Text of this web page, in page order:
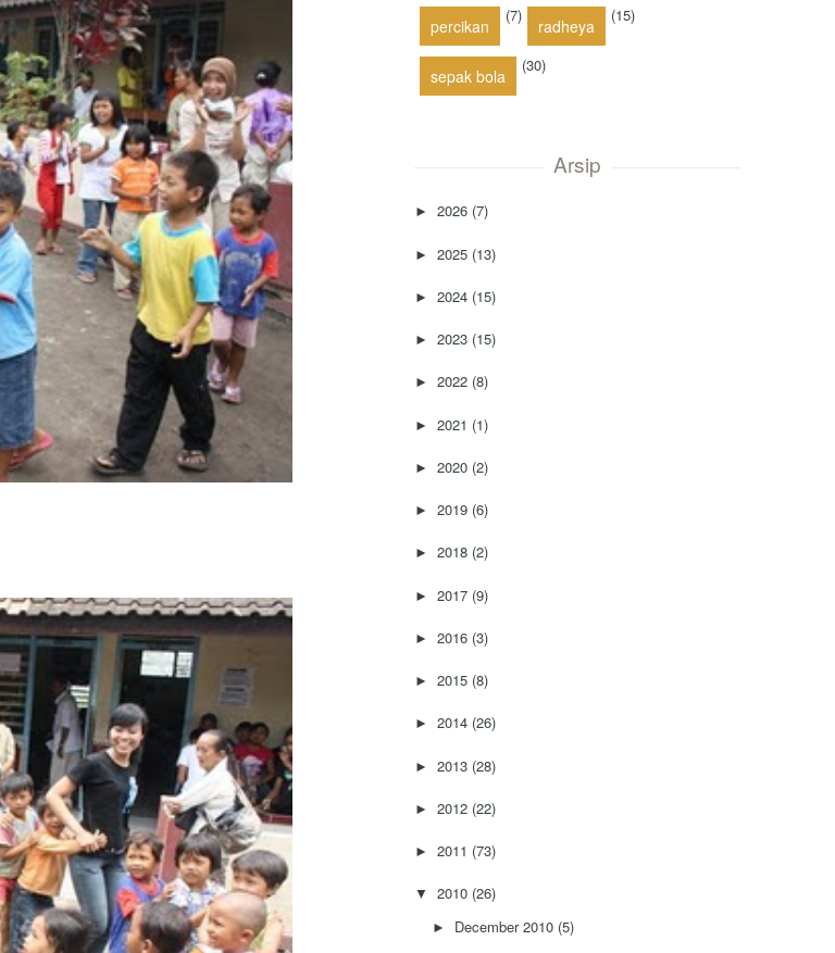
percikan
(7)
radheya
(15)
sepak bola
(30)
Arsip
► 2026 (7)
► 2025 (13)
► 2024 (15)
► 2023 (15)
► 2022 (8)
► 2021 (1)
► 2020 (2)
► 2019 (6)
► 2018 (2)
► 2017 (9)
► 2016 (3)
► 2015 (8)
► 2014 (26)
► 2013 (28)
► 2012 (22)
► 2011 (73)
▼ 2010 (26)
► December 2010 (5)